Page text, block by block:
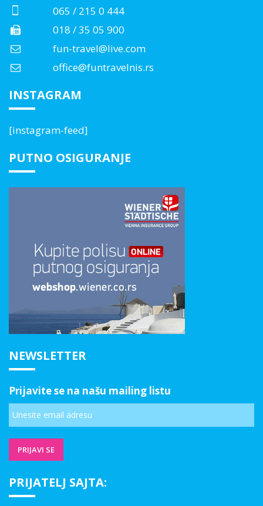
065 / 215 0 444
018 / 35 05 900
fun-travel@live.com
office@funtravelnis.rs
INSTAGRAM
[instagram-feed]
PUTNO OSIGURANJE
NEWSLETTER
Prijavite se na našu mailing listu
PRIJATELJ SAJTA: